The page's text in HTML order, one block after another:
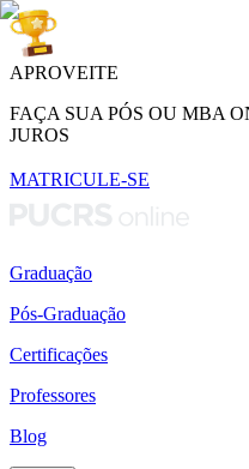
APROVEITE
FAÇA SUA PÓS OU MBA
JUROS
MATRICULE-SE
Graduação
Pós-Graduação
Certificações
Professores
Blog